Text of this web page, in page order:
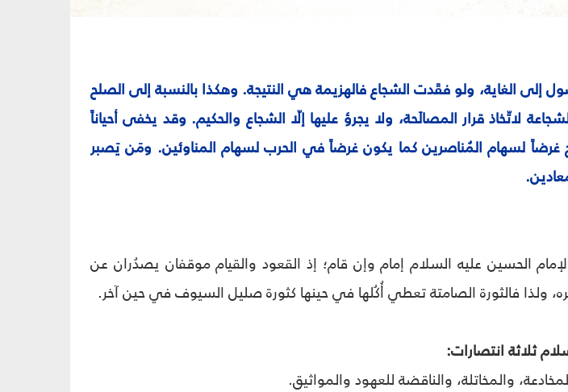
إلى الغاية، ولو فقَدت الشجاع فالهزيمة هي النتيجة. وهكذا بالنسبة إلى الصلح
لاتّخاذ قرار المصالَحة، ولا يجرؤ عليها إلّا الشجاع والحكيم. وقد يخفى أحياناً
غرضاً لسهام المُناصرين كما يكون غرضاً في الحرب لسهام المناوئين. ومَن يَصبر
الحسين عليه السلام إمام وإن قام؛ إذ القعود والقيام موقفان يصدُران عن
ولذا فالثورة الصامتة تعطي أُكُلها في حينها كثورة صليل السيوف في حين آخر.
ثلاثة انتصارات:
والمخاتلة، والناقضة للعهود والمواثيق.